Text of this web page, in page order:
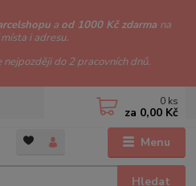
a od 1000 Kč zdarma na
i adresu.
do 2 pracovních dnů.
Menu
Hledat
0 ks
za 0,00 Kč